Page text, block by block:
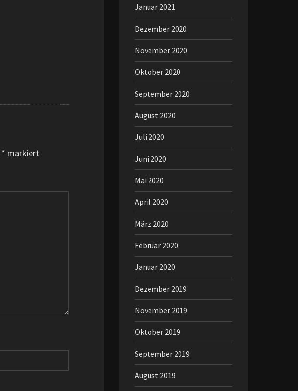
* markiert
Januar 2021
Dezember 2020
November 2020
Oktober 2020
September 2020
August 2020
Juli 2020
Juni 2020
Mai 2020
April 2020
März 2020
Februar 2020
Januar 2020
Dezember 2019
November 2019
Oktober 2019
September 2019
August 2019